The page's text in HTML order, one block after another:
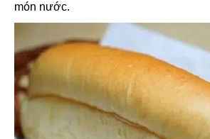
món nước.